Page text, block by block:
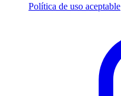
Política de uso aceptable